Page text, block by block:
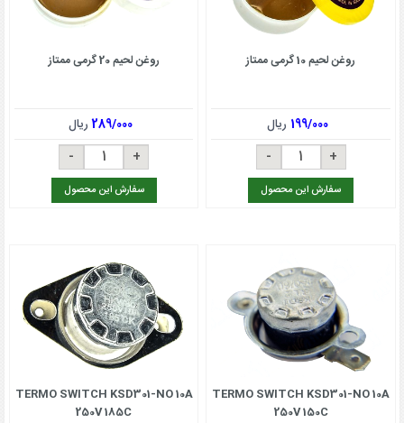
روغن لحیم 10 گرمی ممتاز
199/000 ریال
سفارش این محصول
روغن لحیم 20 گرمی ممتاز
289/000ریال
سفارش این محصول
TERMO SWITCH KSD301-NO 10A
250V 150C
TERMO SWITCH KSD301-NO 10A
250V 185C